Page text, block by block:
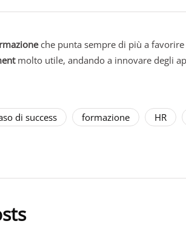
che punta sempre di più a
molto utile, andando a innovare degli
di success formazione HR